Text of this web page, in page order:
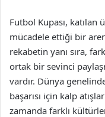
Futbol Kupası, katılan
mücadele ettiği bir
rekabetin yanı sıra,
ortak bir sevinci
vardır. Dünya
başarısı için kalp
zamanda farklı